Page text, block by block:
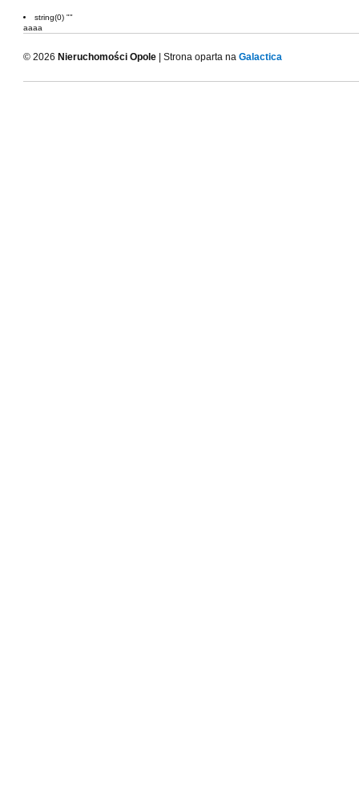
string(0) ""
aaaa
© 2026 Nieruchomości Opole | Strona oparta na Galactica